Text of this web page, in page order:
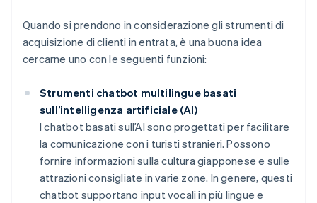
Quando si prendono in considerazione gli strumenti di
acquisizione di clienti in entrata, è una buona idea
cercarne uno con le seguenti funzioni:
Strumenti chatbot multilingue basati
sull’intelligenza artificiale (AI)
I chatbot basati sull’AI sono progettati per facilitare
la comunicazione con i turisti stranieri. Possono
fornire informazioni sulla cultura giapponese e sulle
attrazioni consigliate in varie zone. In genere, questi
chatbot supportano input vocali in più lingue e